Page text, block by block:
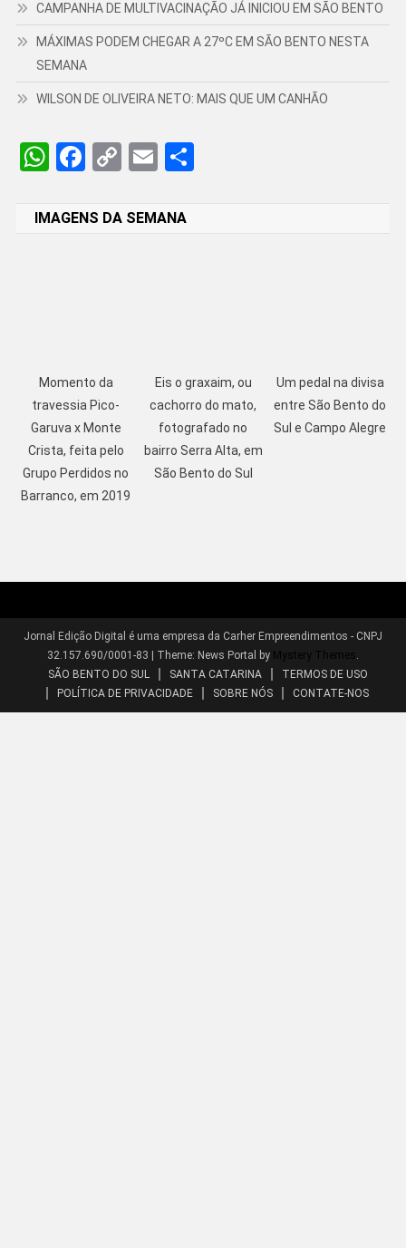
CAMPANHA DE MULTIVACINAÇÃO JÁ INICIOU EM SÃO BENTO
MÁXIMAS PODEM CHEGAR A 27ºC EM SÃO BENTO NESTA
SEMANA
WILSON DE OLIVEIRA NETO: MAIS QUE UM CANHÃO
WhatsApp
Facebook
CopyEmailShare
IMAGENS DA SEMANA
Momento da
travessia Pico-
Garuva x Monte
Crista, feita pelo
Grupo Perdidos no
Barranco, em 2019
Eis o graxaim, ou
cachorro do mato,
fotografado no
bairro Serra Alta, em
São Bento do Sul
Um pedal na divisa
entre São Bento do
Sul e Campo Alegre
Jornal Edição Digital é uma empresa da Carher Empreendimentos - CNPJ
32.157.690/0001-83
Theme: News Portal by Mystery Themes .
SÃO BENTO DO SUL
SANTA CATARINA
TERMOS DE USO
POLÍTICA DE PRIVACIDADE
SOBRE NÓS CONTATE-NOS